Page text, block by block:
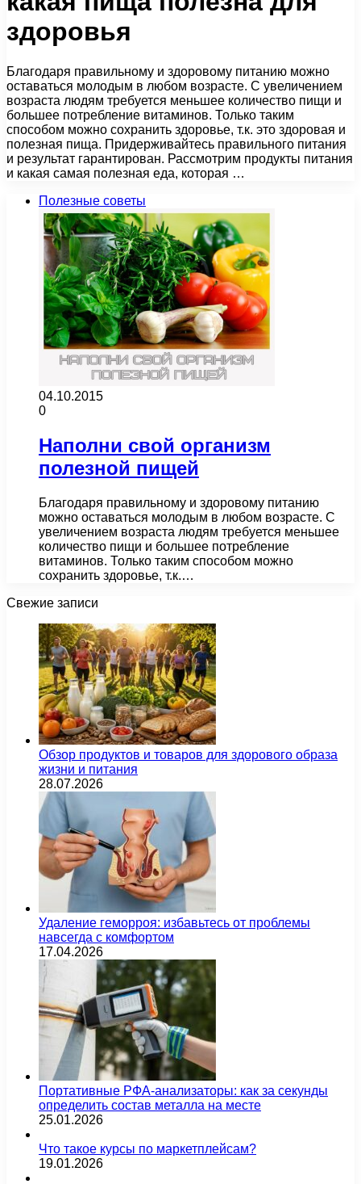
здоровья
Благодаря правильному и здоровому питанию можно
оставаться молодым в любом возрасте. С увеличением
возраста людям требуется меньшее количество пищи и
большее потребление витаминов. Только таким
способом можно сохранить здоровье, т.к. это здоровая и
полезная пища. Придерживайтесь правильного питания
и результат гарантирован. Рассмотрим продукты питания
и какая самая полезная еда, которая …
Полезные советы
04.10.2015
0
Наполни свой организм
полезной пищей
Благодаря правильному и здоровому питанию
можно оставаться молодым в любом возрасте. С
увеличением возраста людям требуется меньшее
количество пищи и большее потребление
витаминов. Только таким способом можно
сохранить здоровье, т.к.…
Свежие записи
Обзор продуктов и товаров для здорового образа
жизни и питания
28.07.2026
Удаление геморроя: избавьтесь от проблемы
навсегда с комфортом
17.04.2026
Портативные РФА-анализаторы: как за секунды
определить состав металла на месте
25.01.2026
Что такое курсы по маркетплейсам?
19.01.2026